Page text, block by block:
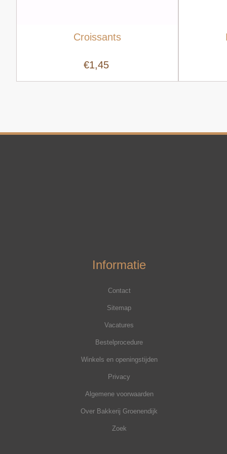
Croissants
€1,45
Informatie
Contact
Sitemap
Vacatures
Bestelprocedure
Winkels en openingstijden
Privacy
Algemene voorwaarden
Over Bakkerij Groenendijk
Zoek